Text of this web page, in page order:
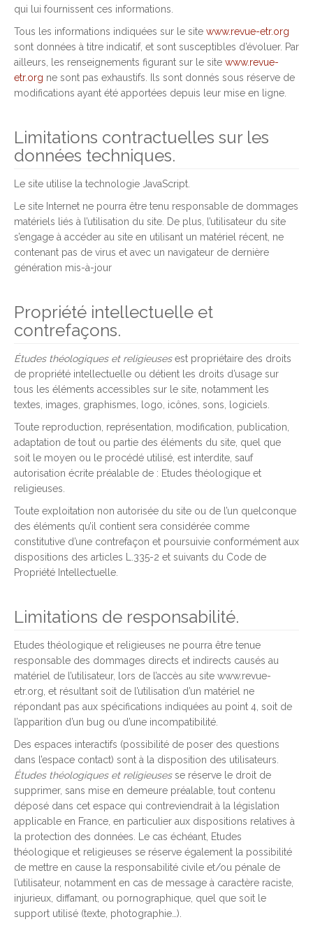
qui lui fournissent ces informations.
Tous les informations indiquées sur le site www.revue-etr.org
sont données à titre indicatif, et sont susceptibles d’évoluer. Par
ailleurs, les renseignements figurant sur le site www.revue-
etr.org ne sont pas exhaustifs. Ils sont donnés sous réserve de
modifications ayant été apportées depuis leur mise en ligne.
Limitations contractuelles sur les
données techniques.
Le site utilise la technologie JavaScript.
Le site Internet ne pourra être tenu responsable de dommages
matériels liés à l’utilisation du site. De plus, l’utilisateur du site
s’engage à accéder au site en utilisant un matériel récent, ne
contenant pas de virus et avec un navigateur de dernière
génération mis-à-jour
Propriété intellectuelle et
contrefaçons.
Études théologiques et religieusesest propriétaire des droits
de propriété intellectuelle ou détient les droits d’usage sur
tous les éléments accessibles sur le site, notamment les
textes, images, graphismes, logo, icônes, sons, logiciels.
Toute reproduction, représentation, modification, publication,
adaptation de tout ou partie des éléments du site, quel que
soit le moyen ou le procédé utilisé, est interdite, sauf
autorisation écrite préalable de : Etudes théologique et
religieuses.
Toute exploitation non autorisée du site ou de l’un quelconque
des éléments qu’il contient sera considérée comme
constitutive d’une contrefaçon et poursuivie conformément aux
dispositions des articles L.335-2 et suivants du Code de
Propriété Intellectuelle.
Limitations de responsabilité.
Etudes théologique et religieuses ne pourra être tenue
responsable des dommages directs et indirects causés au
matériel de l’utilisateur, lors de l’accès au site www.revue-
etr.org, et résultant soit de l’utilisation d’un matériel ne
répondant pas aux spécifications indiquées au point 4, soit de
l’apparition d’un bug ou d’une incompatibilité.
Des espaces interactifs (possibilité de poser des questions
dans l’espace contact) sont à la disposition des utilisateurs.
Études théologiques et religieusesse réserve le droit de
supprimer, sans mise en demeure préalable, tout contenu
déposé dans cet espace qui contreviendrait à la législation
applicable en France, en particulier aux dispositions relatives à
la protection des données. Le cas échéant, Etudes
théologique et religieuses se réserve également la possibilité
de mettre en cause la responsabilité civile et/ou pénale de
l’utilisateur, notamment en cas de message à caractère raciste,
injurieux, diffamant, ou pornographique, quel que soit le
support utilisé (texte, photographie…).